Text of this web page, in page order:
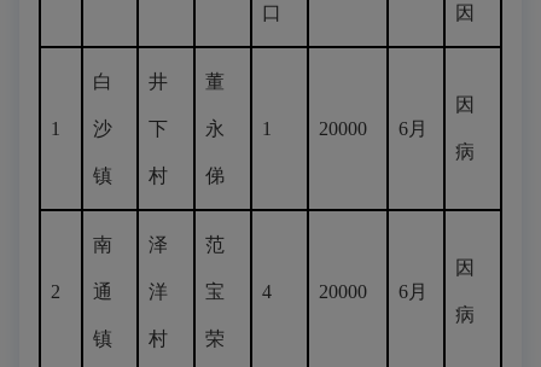
口 因
1
白
沙
镇
井
下
村
董
永
俤
1 20000 6月
因
病
2
南
通
镇
泽
洋
村
范
宝
荣
4 20000 6月
因
病